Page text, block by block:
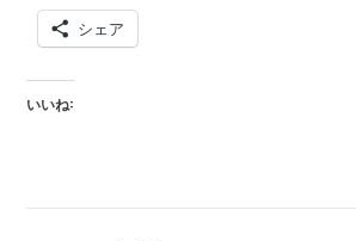
シェア
いいね: